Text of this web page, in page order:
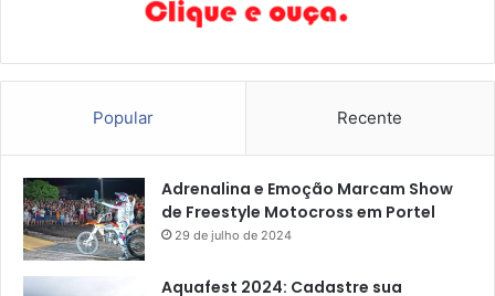
Popular Recente
Adrenalina e Emoção Marcam Show
de Freestyle Motocross em Portel
29 de julho de 2024
Aquafest 2024: Cadastre sua